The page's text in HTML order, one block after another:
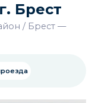
Брест
Брест —